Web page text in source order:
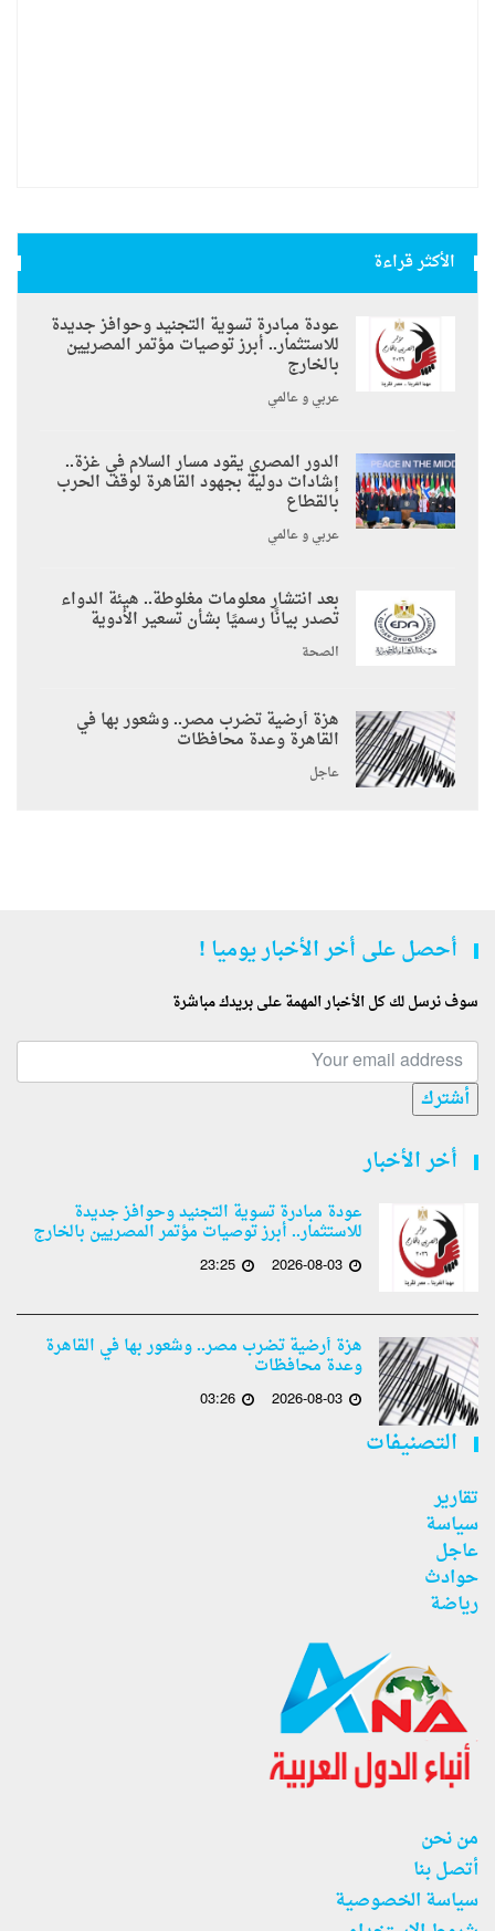
الأكثر قراءة
عودة مبادرة تسوية التجنيد وحوافز جديدة
للاستثمار.. أبرز توصيات مؤتمر المصريين
بالخارج
عربي و عالمي
الدور المصري يقود مسار السلام في غزة..
إشادات دولية بجهود القاهرة لوقف الحرب
بالقطاع
عربي و عالمي
بعد انتشار معلومات مغلوطة.. هيئة الدواء
تصدر بيانًا رسميًا بشأن تسعير الأدوية
الصحة
هزة أرضية تضرب مصر.. وشعور بها في
القاهرة وعدة محافظات
عاجل
أحصل على أخر الأخبار يوميا !
سوف نرسل لك كل الأخبار المهمة على بريدك مباشرة
أشترك
أخر الأخبار
عودة مبادرة تسوية التجنيد وحوافز جديدة
للاستثمار.. أبرز توصيات مؤتمر المصريين بالخارج
2026-08-03
23:25
هزة أرضية تضرب مصر.. وشعور بها في القاهرة
وعدة محافظات
2026-08-03
03:26
التصنيفات
تقارير
سياسة
عاجل
حوادث
رياضة
من نحن
أتصل بنا
سياسة الخصوصية